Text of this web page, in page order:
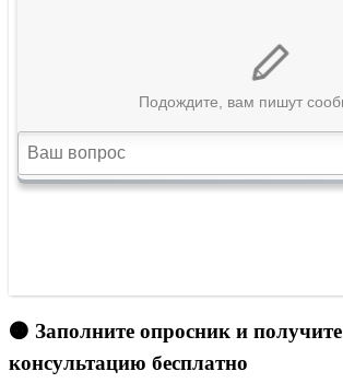
🟠 Заполните опросник и получите
консультацию бесплатно